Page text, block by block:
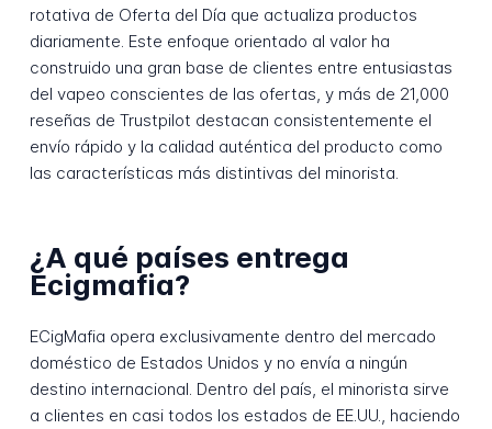
rotativa de Oferta del Día que actualiza productos
diariamente. Este enfoque orientado al valor ha
construido una gran base de clientes entre entusiastas
del vapeo conscientes de las ofertas, y más de 21,000
reseñas de Trustpilot destacan consistentemente el
envío rápido y la calidad auténtica del producto como
las características más distintivas del minorista.
¿A qué países entrega
Ecigmafia?
ECigMafia opera exclusivamente dentro del mercado
doméstico de Estados Unidos y no envía a ningún
destino internacional. Dentro del país, el minorista sirve
a clientes en casi todos los estados de EE.UU., haciendo